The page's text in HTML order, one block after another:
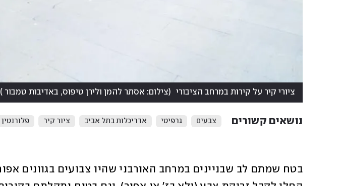
ציורי קיר על קירות במרחב הציבורי (צילום: אסתר להמן ולירן טיפוס, באדיבות טמבור )
נושאים קשורים צבעים גרפיטי אדריכלות בתל אביב ציור קיר פלורנטין